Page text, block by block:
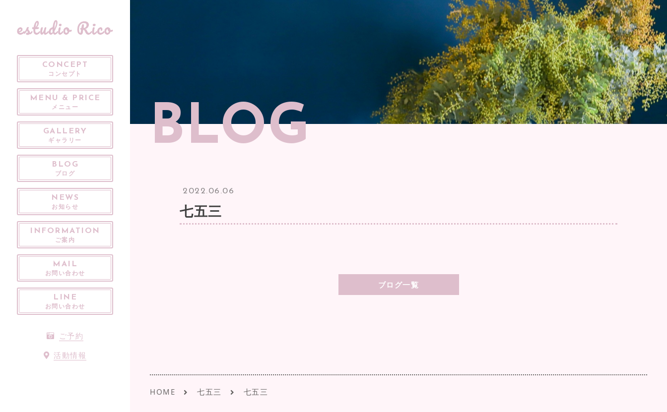
CONCEPT
コンセプト
MENU & PRICE
メニュー
GALLERY
ギャラリー
BLOG
ブログ
NEWS
お知らせ
INFORMATION
ご案内
MAIL
お問い合わせ
LINE
お問い合わせ
ご予約
活動情報
BLOG
2022.06.06
七五三
ブログ一覧
HOME 七五三 七五三